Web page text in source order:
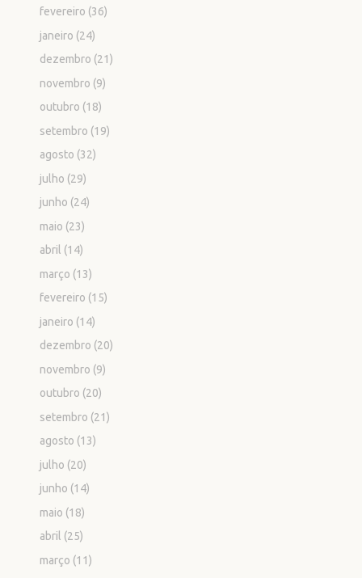
fevereiro (36)
janeiro (24)
dezembro (21)
novembro (9)
outubro (18)
setembro (19)
agosto (32)
julho (29)
junho (24)
maio (23)
abril (14)
março (13)
fevereiro (15)
janeiro (14)
dezembro (20)
novembro (9)
outubro (20)
setembro (21)
agosto (13)
julho (20)
junho (14)
maio (18)
abril (25)
março (11)